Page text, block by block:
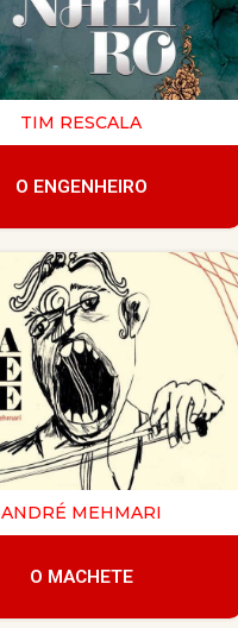
TIM RESCALA
O ENGENHEIRO
ANDRÉ MEHMARI
O MACHETE